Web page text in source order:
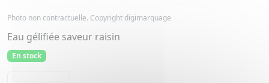
Photo non contractuelle. Copyright digimarquage
Eau gélifiée saveur raisin
En stock